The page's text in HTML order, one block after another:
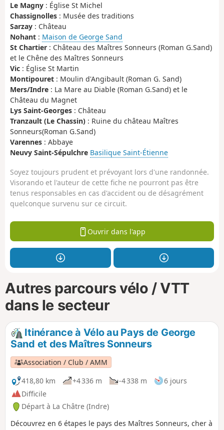
Le Magny : Église St Michel
Chassignolles : Musée des traditions
Sarzay : Château
Nohant : Maison de George Sand
St Chartier : Château des Maîtres Sonneurs (Roman G.Sand)
et le Chêne des Maîtres Sonneurs
Vic : Église St Martin
Montipouret : Moulin d'Angibault (Roman G. Sand)
Mers/Indre : La Mare au Diable (Roman G.Sand) et le
Château du Magnet
Lys Saint-Georges : Château
Tranzault (Le Chassin) : Ruine du château Maîtres
Sonneurs(Roman G.Sand)
Varennes : Abbaye
Neuvy Saint-Sépulchre Basilique Saint-Étienne
Soyez toujours prudent et prévoyant lors d'une randonnée.
Visorando et l'auteur de cette fiche ne pourront pas être
tenus responsables en cas d'accident ou de désagrément
quelconque survenu sur ce circuit.
Ouvrir dans l'app
Autres parcours vélo / VTT
dans le secteur
Itinérance à Vélo au Pays de George
Sand et des Maîtres Sonneurs
Association / Club / AMM
418,80 km
+4 336 m -4 338 m
6 jours
Difficile
Départ à La Châtre (Indre)
Découvrez en 6 étapes le pays des Maîtres Sonneurs, cher à